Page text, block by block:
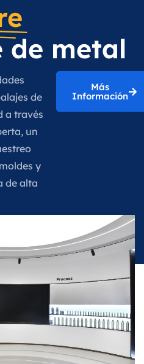
de metal
de
a través
un
y
de alta
Más
Información